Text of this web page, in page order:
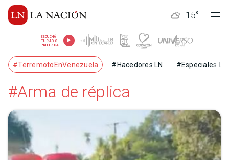
15°
ESCUCHÁ
TU RADIO
PREFERIDA
#TerremotoEnVenezuela #Hacedores LN #Especiales LN
#Arma de réplica